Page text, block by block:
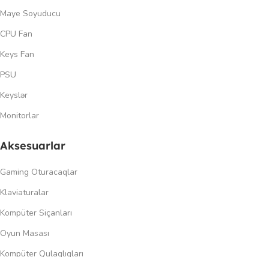
Maye Soyuducu
CPU Fan
Keys Fan
PSU
Keyslər
Monitorlar
Aksesuarlar
Gaming Oturacaqlar
Klaviaturalar
Kompüter Siçanları
Oyun Masası
Kompüter Qulaqlıqları